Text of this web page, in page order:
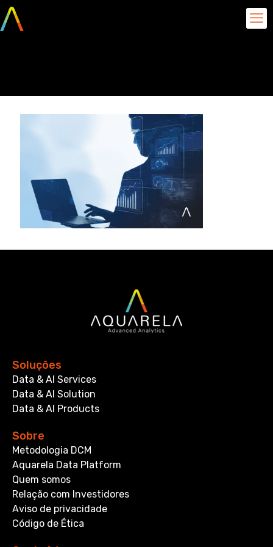
Soluções
Data & AI Services
Data & AI Solution
Data & AI Products
Sobre
Metodologia DCM
Aquarela Data Platform
Quem somos
Relação com Investidores
Aviso de privacidade
Código de Ética